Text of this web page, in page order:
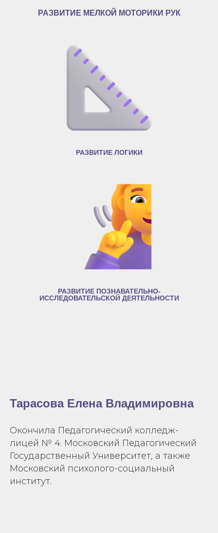
РАЗВИТИЕ МЕЛКОЙ МОТОРИКИ РУК
РАЗВИТИЕ ЛОГИКИ
РАЗВИТИЕ ПОЗНАВАТЕЛЬНО-
ИССЛЕДОВАТЕЛЬСКОЙ ДЕЯТЕЛЬНОСТИ
Тарасова Елена Владимировна
Окончила Педагогический колледж-
лицей № 4. Московский Педагогический
Государственный Университет, а также
Московский психолого-социальный
институт.